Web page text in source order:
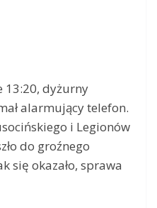
13:20, dyżurny
alarmujący telefon.
i Legionów
do groźnego
się okazało, sprawa